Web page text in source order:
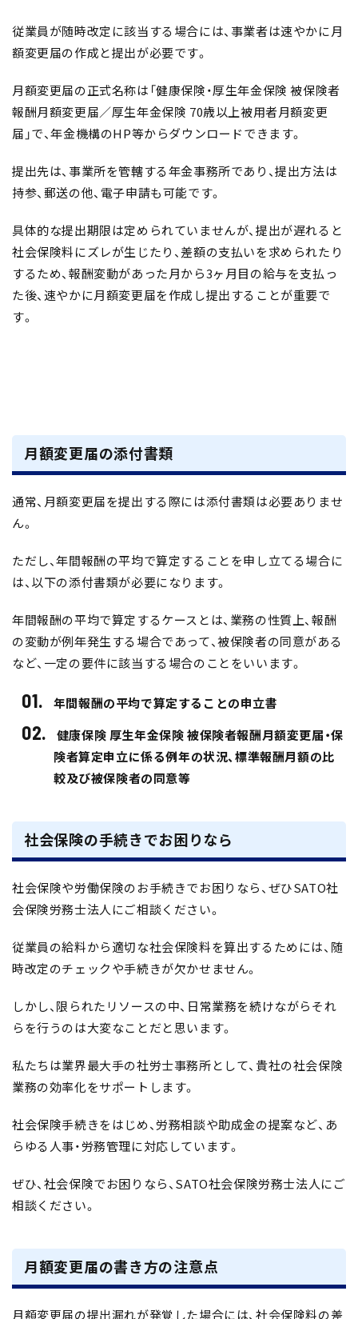
従業員が随時改定に該当する場合には、事業者は速やかに月
額変更届の作成と提出が必要です。
月額変更届の正式名称は「健康保険・厚生年金保険 被保険者
報酬月額変更届／厚生年金保険 70歳以上被用者月額変更
届」で、年金機構のHP等からダウンロードできます。
提出先は、事業所を管轄する年金事務所であり、提出方法は
持参、郵送の他、電子申請も可能です。
具体的な提出期限は定められていませんが、提出が遅れると
社会保険料にズレが生じたり、差額の支払いを求められたり
するため、報酬変動があった月から3ヶ月目の給与を支払っ
た後、速やかに月額変更届を作成し提出することが重要で
す。
月額変更届の添付書類
通常、月額変更届を提出する際には添付書類は必要ありませ
ん。
ただし、年間報酬の平均で算定することを申し立てる場合に
は、以下の添付書類が必要になります。
年間報酬の平均で算定するケースとは、業務の性質上、報酬
の変動が例年発生する場合であって、被保険者の同意がある
など、一定の要件に該当する場合のことをいいます。
年間報酬の平均で算定することの申立書
健康保険 厚生年金保険 被保険者報酬月額変更届・保
険者算定申立に係る例年の状況、標準報酬月額の比
較及び被保険者の同意等
社会保険の手続きでお困りなら
社会保険や労働保険のお手続きでお困りなら、ぜひSATO社
会保険労務士法人にご相談ください。
従業員の給料から適切な社会保険料を算出するためには、随
時改定のチェックや手続きが欠かせません。
しかし、限られたリソースの中、日常業務を続けながらそれ
らを行うのは大変なことだと思います。
私たちは業界最大手の社労士事務所として、貴社の社会保険
業務の効率化をサポートします。
社会保険手続きをはじめ、労務相談や助成金の提案など、あ
らゆる人事・労務管理に対応しています。
ぜひ、社会保険でお困りなら、SATO社会保険労務士法人にご
相談ください。
月額変更届の書き方の注意点
月額変更届の提出漏れが発覚した場合には、社会保険料の差